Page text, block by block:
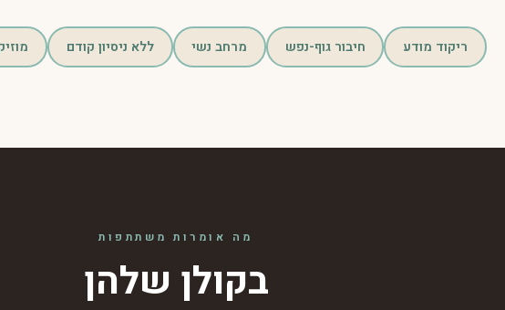
ריקוד מודע חיבור גוף-נפש מרחב נשי ללא ניסיון קודם
מה אומרות משתתפות
בקולן שלהן